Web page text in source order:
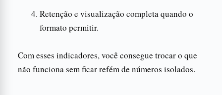
Retenção e visualização completa quando o
formato permitir.
Com esses indicadores, você consegue trocar o que
não funciona sem ficar refém de números isolados.